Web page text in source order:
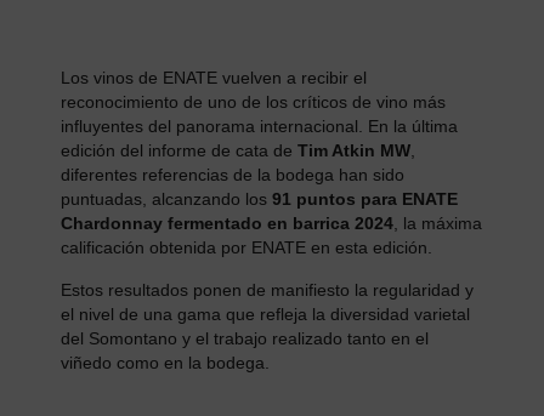
Los vinos de ENATE vuelven a recibir el
reconocimiento de uno de los críticos de vino más
influyentes del panorama internacional. En la última
edición del informe de cata de Tim Atkin MW
diferentes referencias de la bodega han sido
puntuadas, alcanzando los 91 puntos para ENATE
Chardonnay fermentado en barrica 2024 , la máxima
calificación obtenida por ENATE en esta edición.
Estos resultados ponen de manifiesto la regularidad y
el nivel de una gama que refleja la diversidad varietal
del Somontano y el trabajo realizado tanto en el
viñedo como en la bodega.